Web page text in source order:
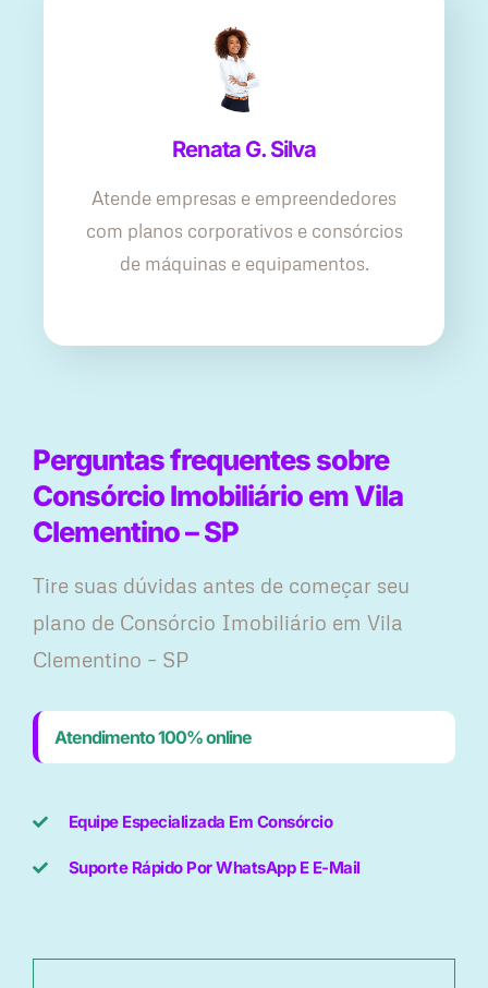
Renata G. Silva
Atende empresas e empreendedores
com planos corporativos e consórcios
de máquinas e equipamentos.
Perguntas frequentes sobre
Consórcio Imobiliário em Vila
Clementino – SP
Tire suas dúvidas antes de começar seu
plano ​de Consórcio Imobiliário em Vila
Clementino – SP
Atendimento 100% online
Equipe Especializada Em Consórcio
Suporte Rápido Por WhatsApp E E-Mail